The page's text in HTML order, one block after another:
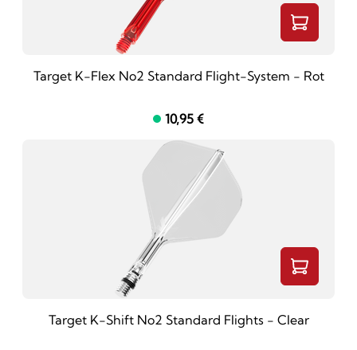
Target K-Flex No2 Standard Flight-System - Rot
10,95 €
Target K-Shift No2 Standard Flights - Clear